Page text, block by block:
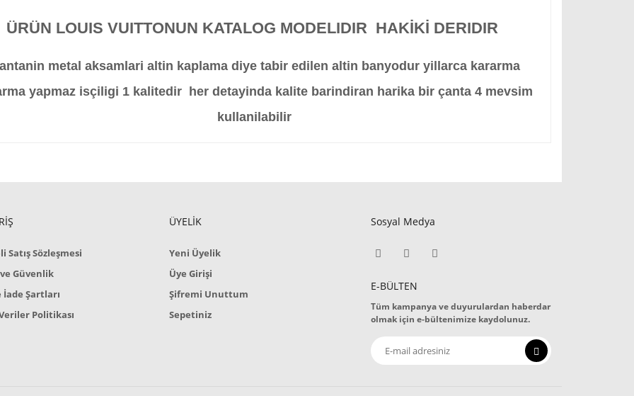
ÜRÜN LOUIS VUITTONUN KATALOG MODELIDIR HAKİKİ DERIDIR
metal aksamlari altin kaplama diye tabir edilen altin banyodur yillarca kararma
yapmaz isçiligi 1 kalitedir her detayinda kalite barindiran harika bir çanta 4 mevsim
kullanilabilir
Satış Sözleşmesi
Güvenlik
Şartları
Politikası
ÜYELİK
Yeni Üyelik
Üye Girişi
Şifremi Unuttum
Sepetiniz
Sosyal Medya
E-BÜLTEN
Tüm kampanya ve duyurulardan haberdar
olmak için e-bültenimize kaydolunuz.